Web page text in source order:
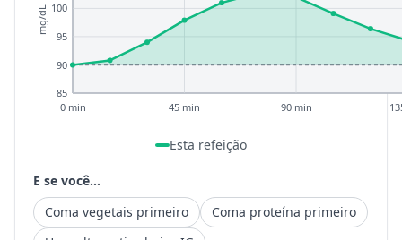
85
90
95
100
0 min 45 min 90 min
mg/dL
Esta refeição
E se você...
Coma vegetais primeiro
Coma proteína primeiro